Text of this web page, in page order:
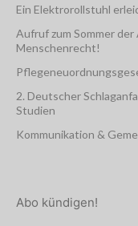
Ein Elektrorollstuhl
Aufruf zum Sommer
Menschenrecht!
2. Deutscher
Studien
Kommunikation &
Abo kündigen!